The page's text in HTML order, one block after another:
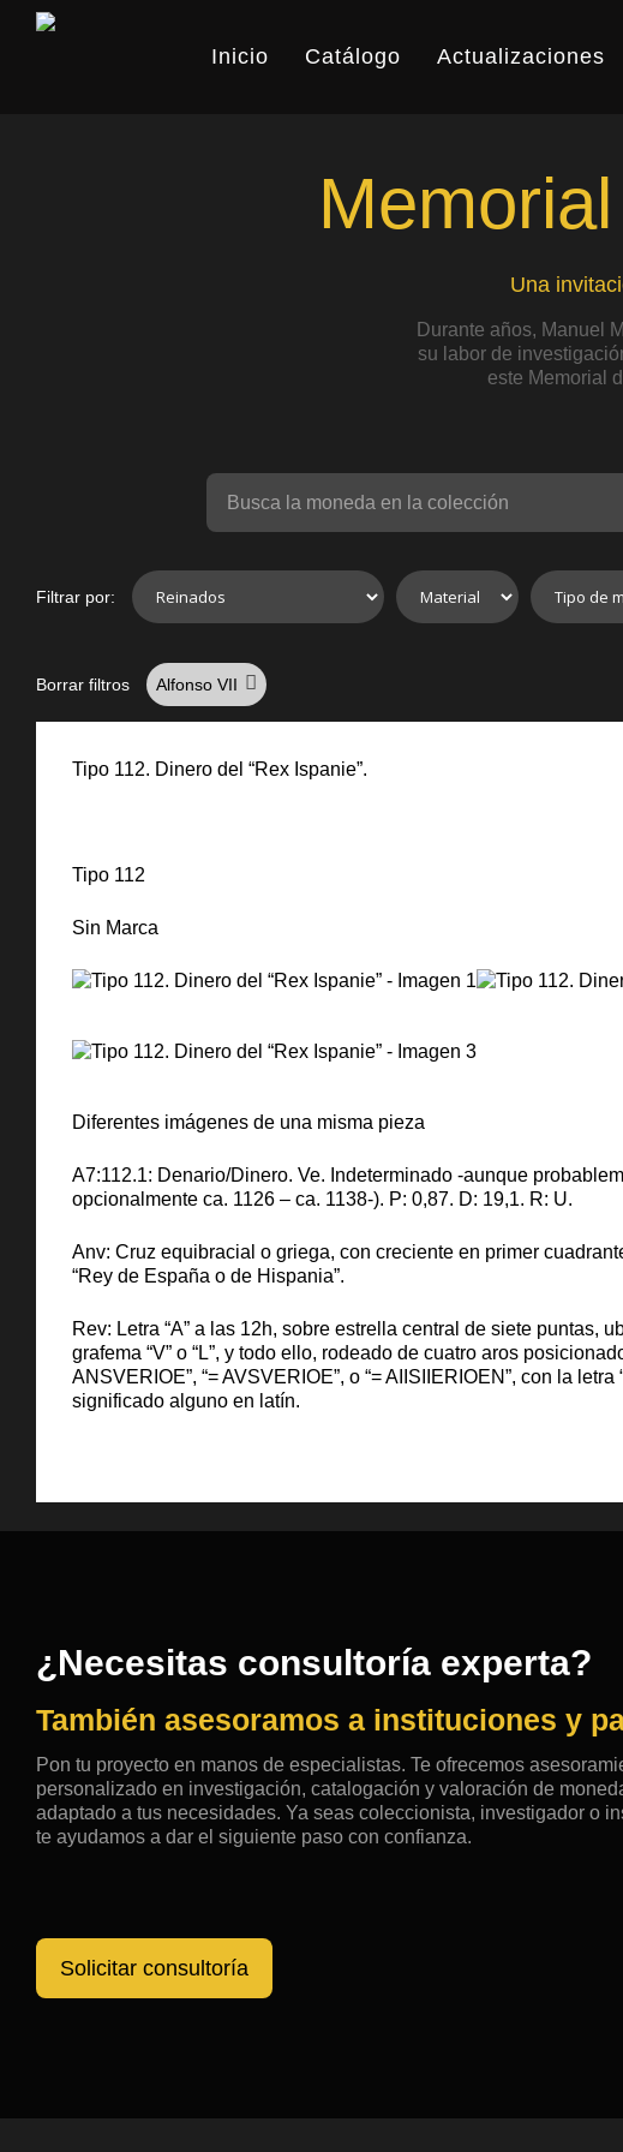
Inicio Catálogo Actualizaciones
Una
Durante años, Manuel
su labor de
este Memorial
Filtrar por:
Borrar filtros Alfonso VII
Tipo 112. Dinero del “Rex Ispanie”.
Tipo 112
Sin Marca
Diferentes imágenes de una misma pieza
A7:112.1: Denario/Dinero. Ve. Indeterminado -aunque
opcionalmente ca. 1126 – ca. 1138-). P: 0,87. D: 19,1. R: U.
Anv: Cruz equibracial o griega, con creciente en primer
“Rey de España o de Hispania”.
Rev: Letra “A” a las 12h, sobre estrella central de siete
grafema “V” o “L”, y todo ello, rodeado de cuatro aros
ANSVERIOE”, “= AVSVERIOE”, o “= AIISIIERIOEN”, con la
significado alguno en latín.
¿Necesitas consultoría experta?
También asesoramos a instituciones y
Pon tu proyecto en manos de especialistas. Te ofrecemos
personalizado en investigación, catalogación y valoración de
adaptado a tus necesidades. Ya seas coleccionista, investigador o
te ayudamos a dar el siguiente paso con confianza.
Solicitar consultoría